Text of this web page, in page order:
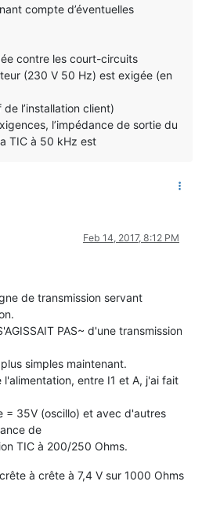
compte d’éventuelles
contre les court-circuits
(230 V 50 Hz) est exigée (en
l’installation client)
l’impédance de sortie du
TIC à 50 kHz est
Feb 14, 2017, 8:12 PM
de transmission servant
PAS~ d'une transmission
simples maintenant.
entre I1 et A, j'ai fait
= 35V (oscillo) et avec d'autres
de
TIC à 200/250 Ohms.
à crête à 7,4 V sur 1000 Ohms